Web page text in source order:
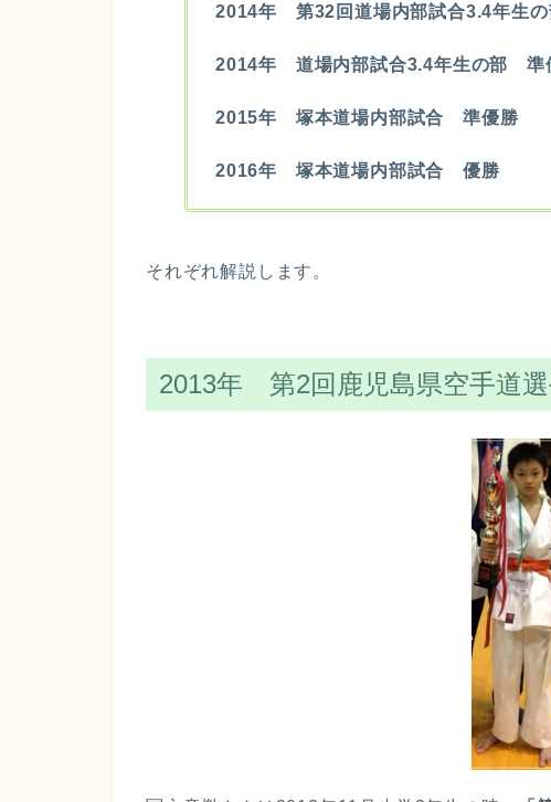
2014年 第32回道場内部試合3.4年生
2014年 道場内部試合3.4年生の部 準
2015年 塚本道場内部試合 準優勝
2016年 塚本道場内部試合 優勝
それぞれ解説します。
2013年 第2回鹿児島県空手道